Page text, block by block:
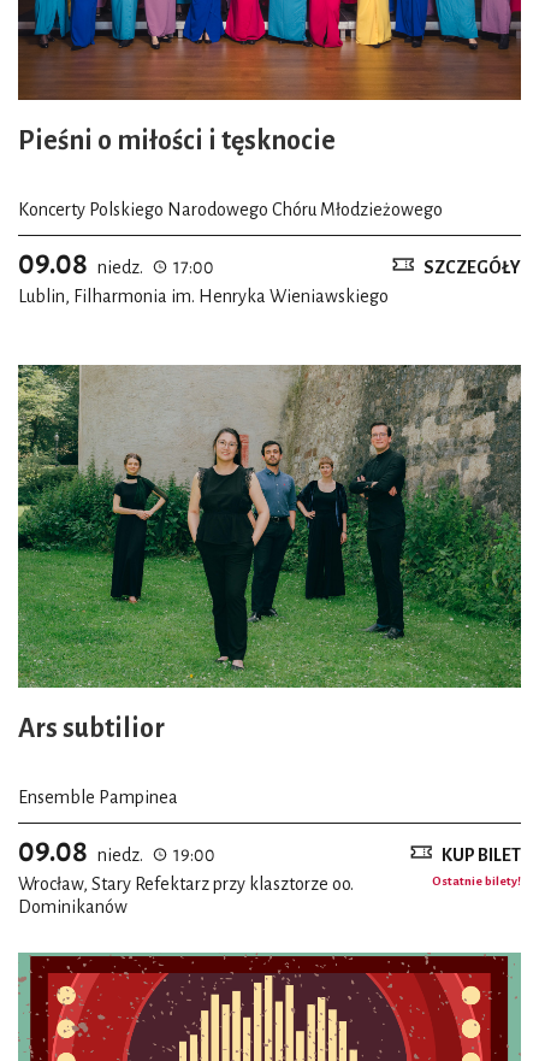
Pieśni o miłości i tęsknocie
Koncerty Polskiego Narodowego Chóru Młodzieżowego
09.08 niedz.
17:00
Lublin, Filharmonia im. Henryka Wieniawskiego
SZCZEGÓŁY
Ars subtilior
Ensemble Pampinea
09.08 niedz.
19:00
Wrocław, Stary Refektarz przy klasztorze oo.
Dominikanów
KUP BILET
Ostatnie bilety!